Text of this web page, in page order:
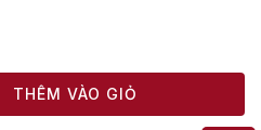
THÊM VÀO GIỎ